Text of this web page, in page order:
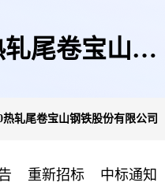
轧尾卷宝山钢
热轧尾卷宝山钢铁股份有限公司
重新招标 中标通知